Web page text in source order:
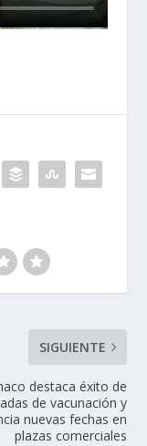
SIGUIENTE
destaca éxito de
de vacunación y
nuevas fechas en
plazas comerciales